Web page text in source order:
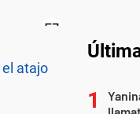
el atajo